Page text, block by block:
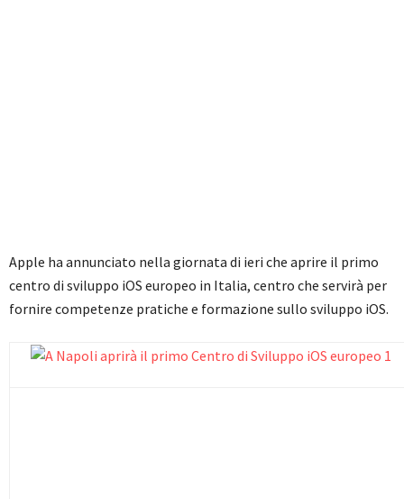
Apple ha annunciato nella giornata di ieri che aprire il primo
centro di sviluppo iOS europeo in Italia, centro che servirà per
fornire competenze pratiche e formazione sullo sviluppo iOS.